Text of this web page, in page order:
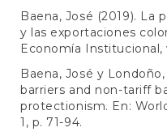
Baena, José (2019).
y las exportaciones
Economía Institucional,
Baena, José y
barriers and non-tariff
protectionism. En:
1, p. 71-94.